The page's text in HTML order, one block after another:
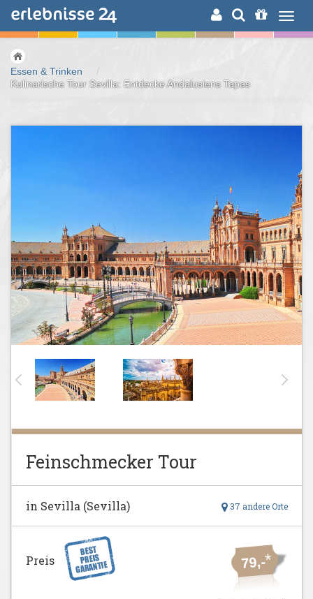
ERLEBNISSUCHE
Essen & Trinken
/
Kulinarische Tour Sevilla: Entdecke Andalusiens Tapas
Feinschmecker Tour
37 andere Orte
in Sevilla (Sevilla)
79,-*
Preis